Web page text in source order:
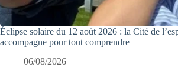
Éclipse solaire du 12 août 2026 : la Cité de
accompagne pour tout comprendre
06/08/2026